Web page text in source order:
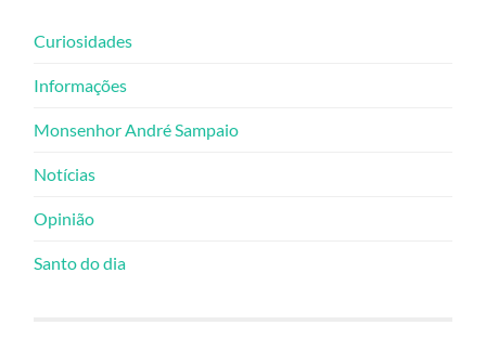
Curiosidades
Informações
Monsenhor André Sampaio
Notícias
Opinião
Santo do dia